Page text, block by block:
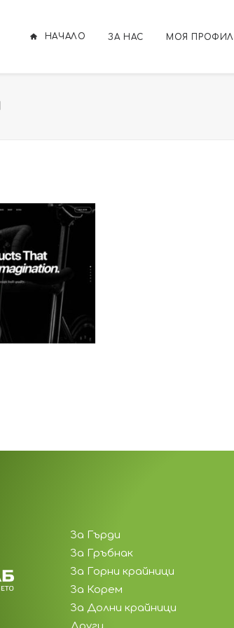
НАЧАЛО ЗА НАС МОЯ ПРОФИЛ
За Гърди
За Гръбнак
За Горни крайници
За Корем
За Долни крайници